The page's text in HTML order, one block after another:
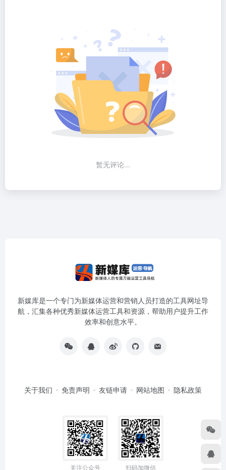
暂无评论...
新媒库是一个专门为新媒体运营和营销人员打造的工具网址导
航，汇集各种优秀新媒体运营工具和资源，帮助用户提升工作
效率和创意水平。
关于我们 免责声明 友链申请 网站地图 隐私政策
关注公众号 扫码加微信